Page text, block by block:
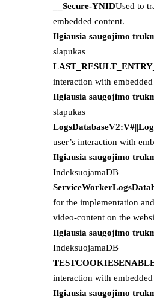
__Secure-YNIDUsed to
embedded content.
Ilgiausia saugojimo
slapukas
interaction with
Ilgiausia saugojimo
slapukas
user’s interaction with
Ilgiausia saugojimo
IndeksuojamaDB
for the implementation
video-content on the
Ilgiausia saugojimo
IndeksuojamaDB
interaction with
Ilgiausia saugojimo